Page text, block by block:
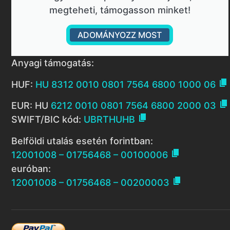
megteheti, támogasson minket!
ADOMÁNYOZZ MOST
Anyagi támogatás:
HUF: HU 8312 0010 0801 7564 6800 1000 06 
EUR: HU 6212 0010 0801 7564 6800 2000 03 
SWIFT/BIC kód: UBRTHUHB 
Belföldi utalás esetén forintban:
12001008 – 01756468 – 00100006 
euróban:
12001008 – 01756468 – 00200003 